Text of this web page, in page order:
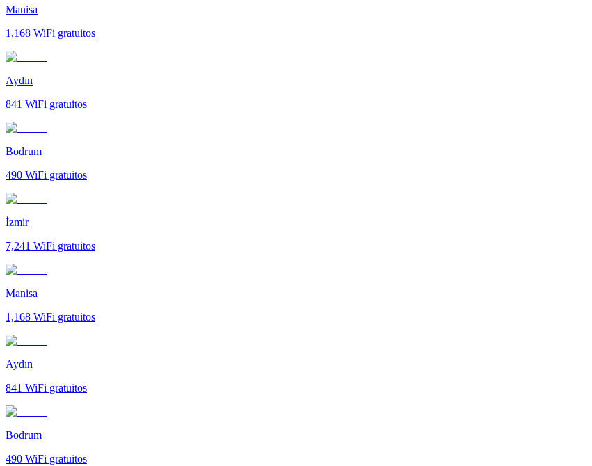
Manisa
1,168 WiFi gratuitos
Aydın
841 WiFi gratuitos
Bodrum
490 WiFi gratuitos
İzmir
7,241 WiFi gratuitos
Manisa
1,168 WiFi gratuitos
Aydın
841 WiFi gratuitos
Bodrum
490 WiFi gratuitos